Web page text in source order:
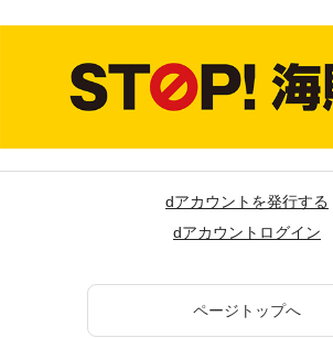
dアカウントを発行する
dアカウントログイン
ページトップへ